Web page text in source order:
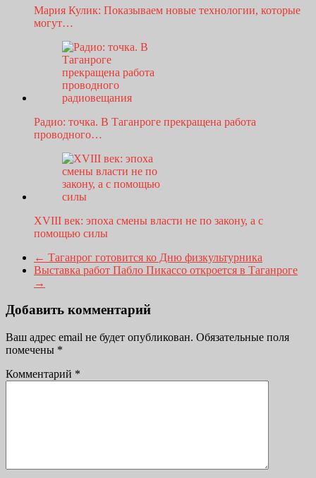
Мария Кулик: Показываем новые технологии, которые
могут…
Радио: точка. В Таганроге прекращена работа
проводного…
XVIII век: эпоха смены власти не по закону, а с
помощью силы
← Таганрог готовится ко Дню физкультурника
Выставка работ Пабло Пикассо откроется в Таганроге
→
Добавить комментарий
Ваш адрес email не будет опубликован. Обязательные поля
помечены *
Комментарий *